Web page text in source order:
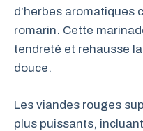
d’herbes aromatiques
romarin. Cette
tendreté et rehausse
douce.
Les viandes rouges
plus puissants,